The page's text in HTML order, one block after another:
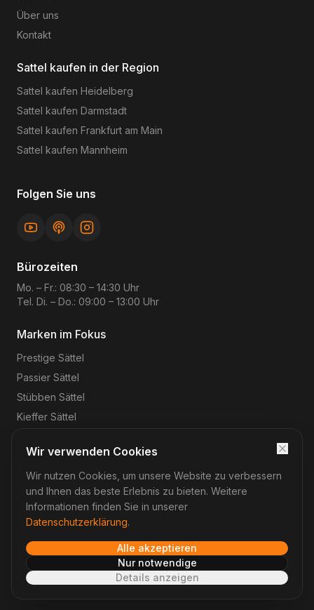
Über uns
Kontakt
Sattel kaufen in der Region
Sattel kaufen Heidelberg
Sattel kaufen Darmstadt
Sattel kaufen Frankfurt am Main
Sattel kaufen Mannheim
Folgen Sie uns
Bürozeiten
Mo. – Fr.: 08:30 – 14:30 Uhr
Tel. Di. – Do.: 09:00 – 13:00 Uhr
Marken im Fokus
Prestige Sättel
Passier Sättel
Stübben Sättel
Kieffer Sättel
©2026 Reitsport-Rheinmain – Magnus Wehrheim. Alle
Rechte vorbehalten.
Impressum DatenschutzAGB
Verträge hier widerrufen
Wir verwenden Cookies
Wir nutzen Cookies, um unsere Website zu verbessern
und Ihnen das beste Erlebnis zu bieten. Weitere
Informationen finden Sie in unserer
Datenschutzerklärung.
Alle akzeptieren
Nur notwendige
Details anzeigen